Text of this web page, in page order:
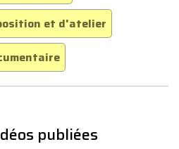
et d'atelier
publiées